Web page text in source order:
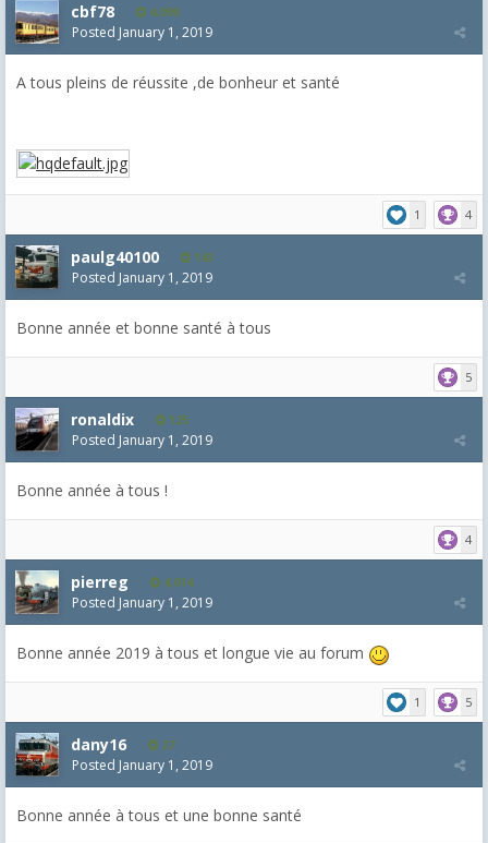
cbf78 4,099
Posted January 1, 2019
A tous pleins de réussite ,de bonheur et santé
1 4
paulg40100 143
Posted January 1, 2019
Bonne année et bonne santé à tous
5
ronaldix 125
Posted January 1, 2019
Bonne année à tous !
4
pierreg 4,014
Posted January 1, 2019
Bonne année 2019 à tous et longue vie au forum
1 5
dany16 27
Posted January 1, 2019
Bonne année à tous et une bonne santé